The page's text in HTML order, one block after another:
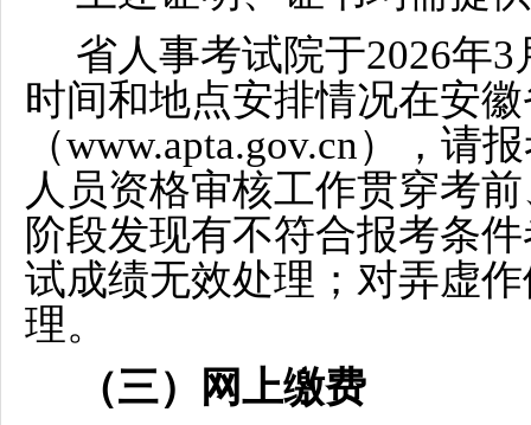
省人事考试院于2026年3
时间和地点安排情况在安
（www.apta.gov.cn），请
人员资格审核工作贯穿考
阶段发现有不符合报考条
试成绩无效处理；对弄虚
理。
（三）网上缴费